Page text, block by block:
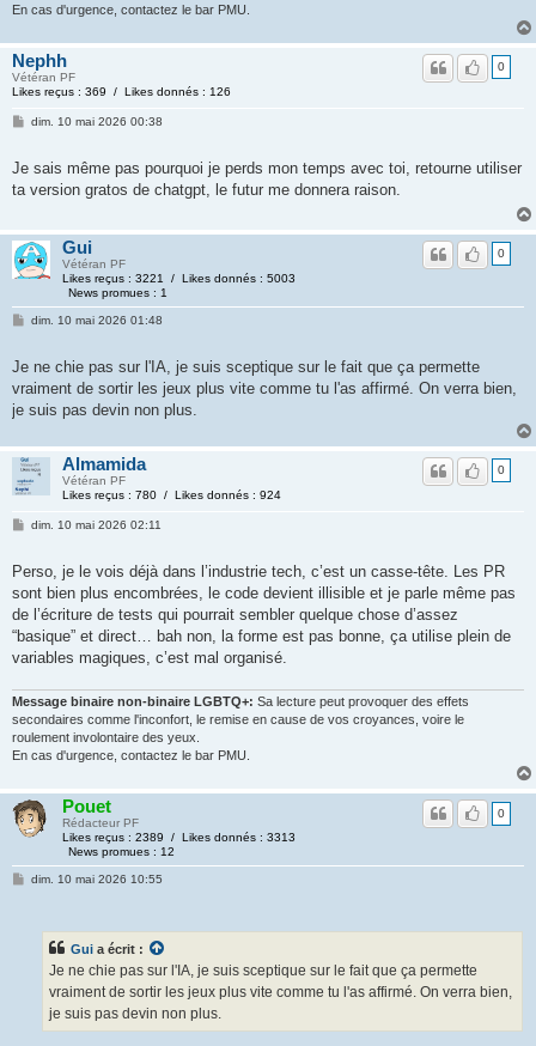
En cas d'urgence, contactez le bar PMU.
Nephh
Vétéran PF
Likes reçus : 369 / Likes donnés : 126
0
dim. 10 mai 2026 00:38
Je sais même pas pourquoi je perds mon temps avec toi, retourne utiliser
ta version gratos de chatgpt, le futur me donnera raison.
Gui
Vétéran PF
Likes reçus : 3221 / Likes donnés : 5003
News promues : 1
0
dim. 10 mai 2026 01:48
Je ne chie pas sur l'IA, je suis sceptique sur le fait que ça permette
vraiment de sortir les jeux plus vite comme tu l'as affirmé. On verra bien,
je suis pas devin non plus.
Almamida
Vétéran PF
Likes reçus : 780 / Likes donnés : 924
0
dim. 10 mai 2026 02:11
Perso, je le vois déjà dans l’industrie tech, c’est un casse-tête. Les PR
sont bien plus encombrées, le code devient illisible et je parle même pas
de l’écriture de tests qui pourrait sembler quelque chose d’assez
“basique” et direct… bah non, la forme est pas bonne, ça utilise plein de
variables magiques, c’est mal organisé.
Message binaire non-binaire LGBTQ+: Sa lecture peut provoquer des effets
secondaires comme l'inconfort, le remise en cause de vos croyances, voire le
roulement involontaire des yeux.
En cas d'urgence, contactez le bar PMU.
Pouet
Rédacteur PF
Likes reçus : 2389 / Likes donnés : 3313
News promues : 12
0
dim. 10 mai 2026 10:55
Gui a écrit :
Je ne chie pas sur l'IA, je suis sceptique sur le fait que ça permette
vraiment de sortir les jeux plus vite comme tu l'as affirmé. On verra bien,
je suis pas devin non plus.